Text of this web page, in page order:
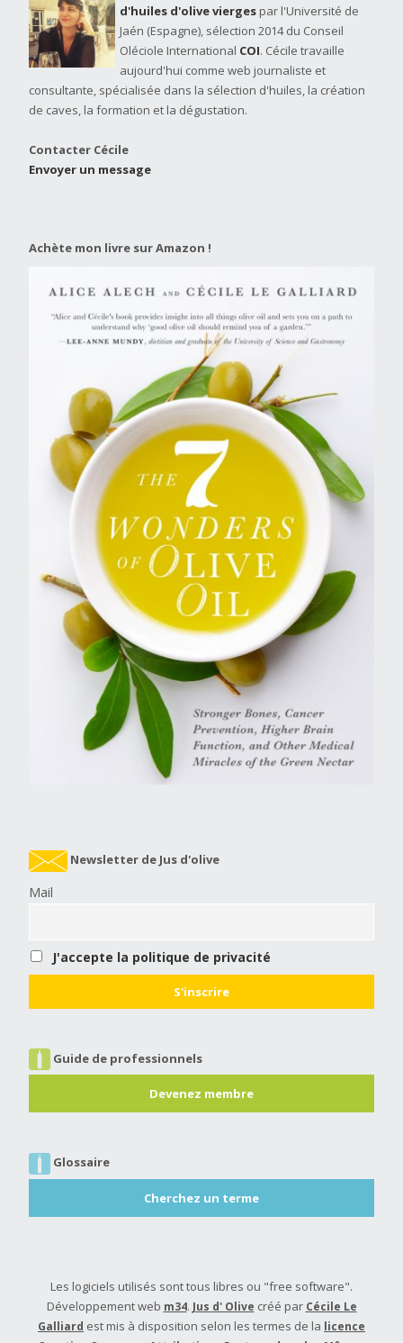
d'huiles d'olive vierges par l'Université de
Jaén (Espagne), sélection 2014 du Conseil
Oléciole International COI. Cécile travaille
aujourd'hui comme web journaliste et
consultante, spécialisée dans la sélection d'huiles, la création
de caves, la formation et la dégustation.
Contacter Cécile
Envoyer un message
Achète mon livre sur Amazon !
Newsletter de Jus d'olive
Mail
J'accepte la politique de privacité
Guide de professionnels
Devenez membre
Glossaire
Cherchez un terme
Les logiciels utilisés sont tous libres ou "free software".
Développement web m34. Jus d' Olive créé par Cécile Le
Galliard est mis à disposition selon les termes de la licence